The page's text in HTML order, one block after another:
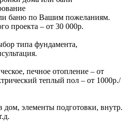
баню по Вашим пожеланиям.
проекта – от 30 000р.
типа фундамента,
печное отопление – от
теплый пол – от 1000р./
дом, элементы подготовки, внутр.